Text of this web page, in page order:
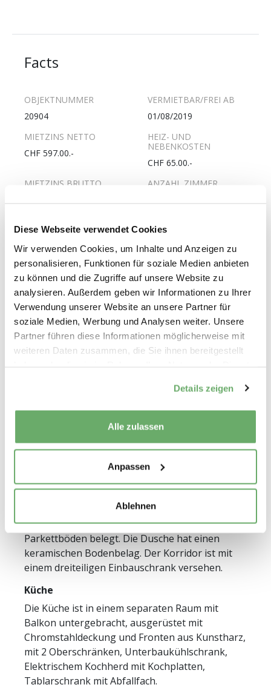
Diese Webseite verwendet Cookies
Wir verwenden Cookies, um Inhalte und Anzeigen zu
personalisieren, Funktionen für soziale Medien anbieten
zu können und die Zugriffe auf unsere Website zu
analysieren. Außerdem geben wir Informationen zu Ihrer
Verwendung unserer Website an unsere Partner für
soziale Medien, Werbung und Analysen weiter. Unsere
Partner führen diese Informationen möglicherweise mit
weiteren Daten zusammen, die Sie ihnen bereitgestellt
Details zeigen
Alle zulassen
Anpassen
Ablehnen
Facts
OBJEKTNUMMER
20904
VERMIETBAR/FREI AB
01/08/2019
MIETZINS NETTO
CHF 597.00.-
HEIZ- UND
NEBENKOSTEN
CHF 65.00.-
MIETZINS BRUTTO
ANZAHL ZIMMER
33m2
10.
ANZAHL
WOHNGESCHOSSE
10
PFLICHTANTEILKAPITAL
UNVERZINST
CHF 1800.-
ERSTELLUNGSJAHR
1972
LETZTE RENOVATION
2019
GESCHIRRSPÜLER
Nein
WOHNUNG MIT LIFT
Ja
Wohnungsbeschrieb
Das Wohn- und Schlafzimmer ist mit
Parkettböden belegt. Die Dusche hat einen
keramischen Bodenbelag. Der Korridor ist mit
einem dreiteiligen Einbauschrank versehen.
Küche
Die Küche ist in einem separaten Raum mit
Balkon untergebracht, ausgerüstet mit
Chromstahldeckung und Fronten aus Kunstharz,
mit 2 Oberschränken, Unterbaukühlschrank,
Elektrischem Kochherd mit Kochplatten,
Tablarschrank mit Abfallfach.